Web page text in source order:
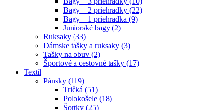
Bagy – 2 priehradky (22)
Bagy – 1 priehradka (9)
Juniorské bagy (2)
Ruksaky (33)
Dámske tašky a ruksaky (3)
Tašky na obuv (2)
Športové a cestovné tašky (17)
Textil
Pánsky (119)
Tričká (51)
Polokošele (18)
Šortky (25)